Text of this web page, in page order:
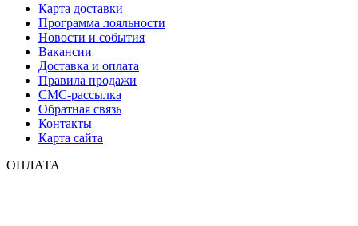
Карта доставки
Программа лояльности
Новости и события
Вакансии
Доставка и оплата
Правила продажи
СМС-рассылка
Обратная связь
Контакты
Карта сайта
ОПЛАТА